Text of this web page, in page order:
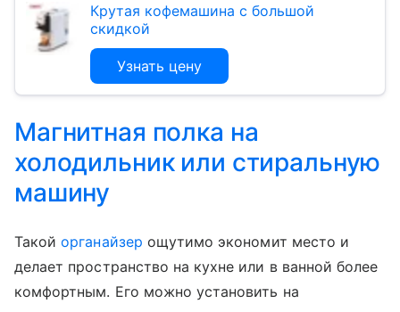
Крутая кофемашина с большой
скидкой
Узнать цену
Магнитная полка на
холодильник или стиральную
машину
Такойорганайзер ощутимо экономит место и
делает пространство на кухне или в ванной более
комфортным. Его можно установить на